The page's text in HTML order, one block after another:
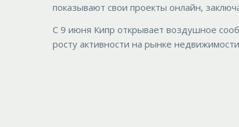
показывают свои проекты онлайн,
С 9 июня Кипр открывает воздушное
росту активности на рынке